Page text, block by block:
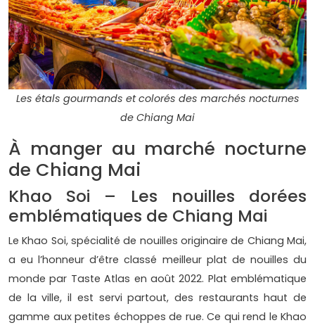
Les étals gourmands et colorés des marchés nocturnes
de Chiang Mai
À manger au marché nocturne
de Chiang Mai
Khao Soi – Les nouilles dorées
emblématiques de Chiang Mai
Le Khao Soi, spécialité de nouilles originaire de Chiang Mai,
a eu l’honneur d’être classé meilleur plat de nouilles du
monde par Taste Atlas en août 2022. Plat emblématique
de la ville, il est servi partout, des restaurants haut de
gamme aux petites échoppes de rue. Ce qui rend le Khao